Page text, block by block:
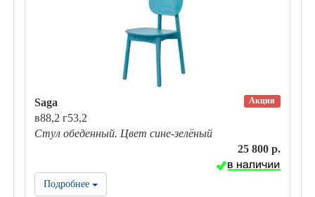
Акция
Saga
в88,2 г53,2
Стул обеденный. Цвет сине-зелёный
25 800 р.
Подробнее